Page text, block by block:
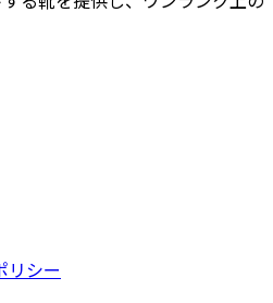
リシー